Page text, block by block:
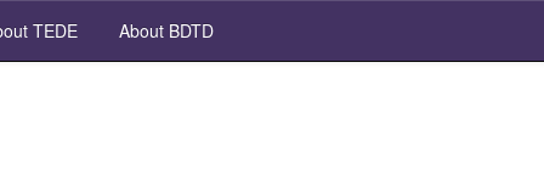
TEDE About BDTD